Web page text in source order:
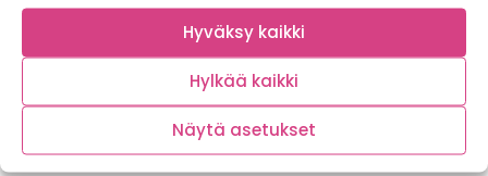
Hyväksy kaikki
Hylkää kaikki
Näytä asetukset
Tilaa kasvispitoinen uutiskirje